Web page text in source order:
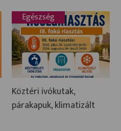
Egészség
Köztéri ivókutak,
párakapuk, klimatizált